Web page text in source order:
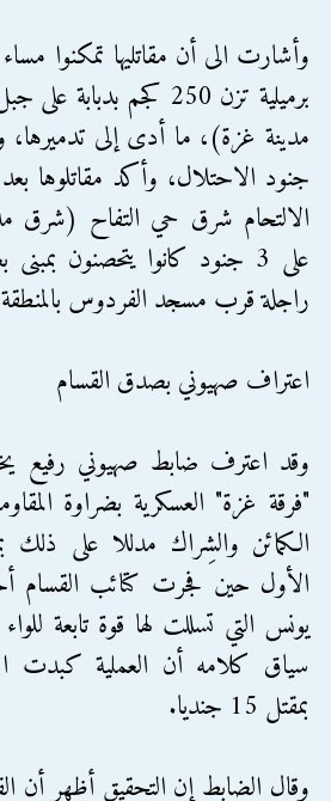
وأشارت الى أن مقاتليها تمكنوا
برميلية تزن 250 كجم
مدينة غزة)، ما أدى إلى
جنود الاحتلال، وأكد مقاتلوها
الالتحام شرق حي التفاح (شرق
على 3 جنود كانوا يتحصنون
راجلة قرب مسجد الفردوس
اعتراف صهيوني بصدق القسام
وقد اعترف ضابط صهيوني رفيع
"فرقة غزة" العسكرية بضراوة
الكمائن والشِراك مدللا على
الأول حين فجرت كتائب القسام
يونس التي تسللت لها قوة تابعة
سياق كلامه أن العملية كبدت
بمقتل 15 جنديا.
وقال الضابط إن التحقيق أظهر أن